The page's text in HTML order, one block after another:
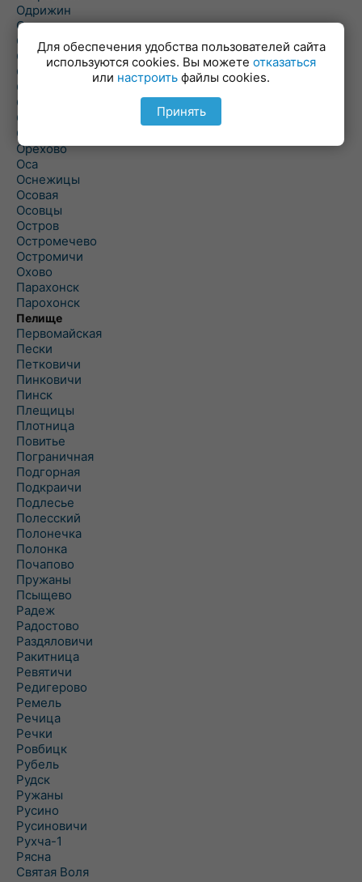
Одрижин
Оздамичи
Озяты
Олтуш
Ольманы
Ольпень
Ольшаны
Омельная
Ополь
Орехово
Оса
Оснежицы
Осовая
Осовцы
Остров
Остромечево
Остромичи
Охово
Парахонск
Парохонск
Пелище
Первомайская
Пески
Петковичи
Пинковичи
Пинск
Плещицы
Плотница
Повитье
Пограничная
Подгорная
Подкраичи
Подлесье
Полесский
Полонечка
Полонка
Почапово
Пружаны
Псыщево
Радеж
Радостово
Раздяловичи
Ракитница
Ревятичи
Редигерово
Ремель
Речица
Речки
Ровбицк
Рубель
Рудск
Ружаны
Русино
Русиновичи
Рухча-1
Рясна
Святая Воля
Для обеспечения удобства пользователей сайта
используются cookies. Вы можете отказаться
или настроить файлы cookies.
Принять